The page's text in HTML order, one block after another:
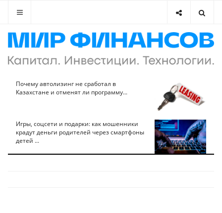
Почему автолизинг не сработал в
Казахстане и отменят ли программу...
Игры, соцсети и подарки: как мошенники
крадут деньги родителей через смартфоны
детей ...